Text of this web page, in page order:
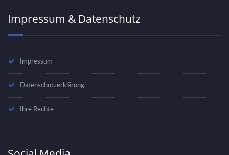
Impressum & Datenschutz
Impressum
Datenschutzerklärung
Ihre Rechte